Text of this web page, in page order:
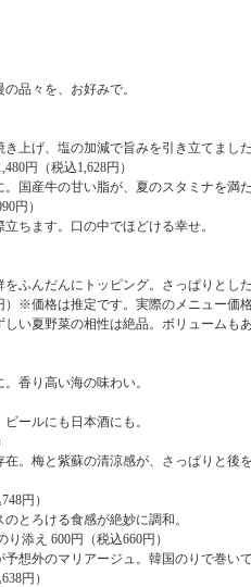
品々を、お好みで。
上げ、塩の加減で旨みを引き立てまし
円（税込1,628円）
国産牛の甘い脂が、夏のスタミナを満
円）
ちます。口の中でほどける幸せ。
ふんだんにトッピング。さっぱりとし
）※価格は推定です。実際のメニュー価
い夏野菜の相性は絶品。ボリュームも
香り高い海の味わい。
ールにも日本酒にも。
。梅と紫蘇の清涼感が、さっぱりと後
円）
とろける食感が絶妙に調和。
添え 600円（税込660円）
想外のマリアージュ。韓国のりで巻い
円）